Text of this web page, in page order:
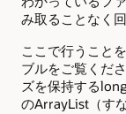
み取ることなく
ここで行うこと
ブルをご覧くだ
ズを保持する
のArrayList（す